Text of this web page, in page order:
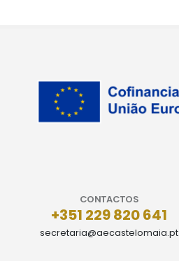
CONTACTOS
+351 229 820 641
secretaria@aecastelomaia.pt